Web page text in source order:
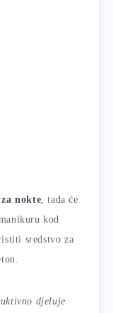
nokte , tada će
kod
sredstvo za
djeluje